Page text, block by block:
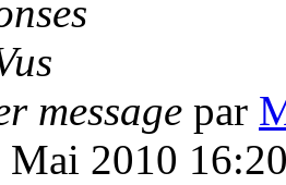
message par
Mai 2010